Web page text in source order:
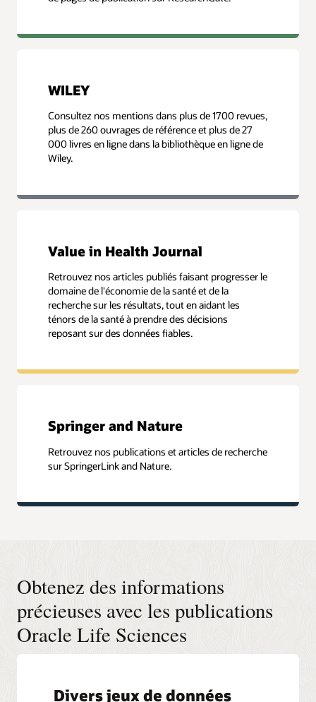
WILEY
Consultez nos mentions dans plus de 1700 revues,
plus de 260 ouvrages de référence et plus de 27
000 livres en ligne dans la bibliothèque en ligne de
Wiley.
Value in Health Journal
Retrouvez nos articles publiés faisant progresser le
domaine de l'économie de la santé et de la
recherche sur les résultats, tout en aidant les
ténors de la santé à prendre des décisions
reposant sur des données fiables.
Springer and Nature
Retrouvez nos publications et articles de recherche
sur SpringerLink and Nature.
Obtenez des informations
précieuses avec les publications
Oracle Life Sciences
Divers jeux de données